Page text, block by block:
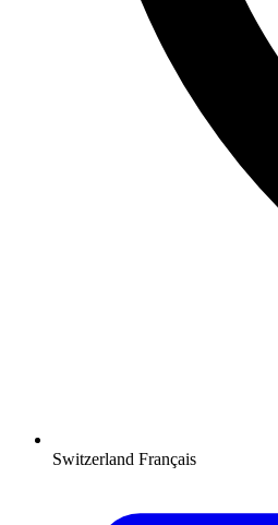
Switzerland Français